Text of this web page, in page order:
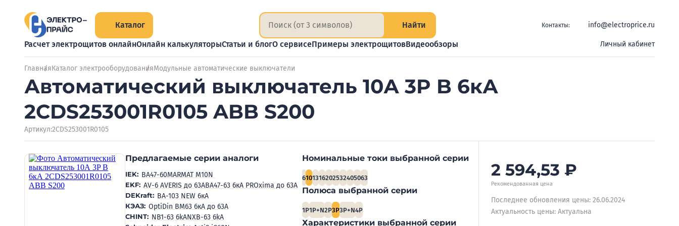
Каталог Найти Контакты: info@electroprice.ru
Расчет электрощитов онлайнОнлайн калькуляторыСтатьи и блогО сервисеПримеры электрощитовВидеообзоры Личный кабинет
ГлавнаяКаталог электрооборудованияМодульные автоматические выключатели
Автоматический выключатель 10А 3P B 6кА
2CDS253001R0105 ABB S200
Артикул:2CDS253001R0105
Предлагаемые серии аналоги
IEK: BA47-60MARMAT M10N
EKF: AV-6 AVERIS до 63АВА47-63 6кА PROxima до 63А
DEKraft: ВА-103 NEW 6кА
КЭАЗ: OptiDin BM63 6кА до 63А
CHINT: NB1-63 6kANXB-63 6kA
Номинальные токи выбранной серии
6101316202532405063
Полюса выбранной серии
1P1P+N2P3P3P+N4P
Характеристики выбранной серии
2 594,53 ₽
Рекомендованная цена
Последнее обновления цены: 26.06.2024
Актуальность цены: Актуальна